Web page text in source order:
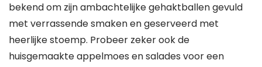
bekend om zijn ambachtelijke gehaktballen gevuld
met verrassende smaken en geserveerd met
heerlijke stoemp. Probeer zeker ook de
huisgemaakte appelmoes en salades voor een